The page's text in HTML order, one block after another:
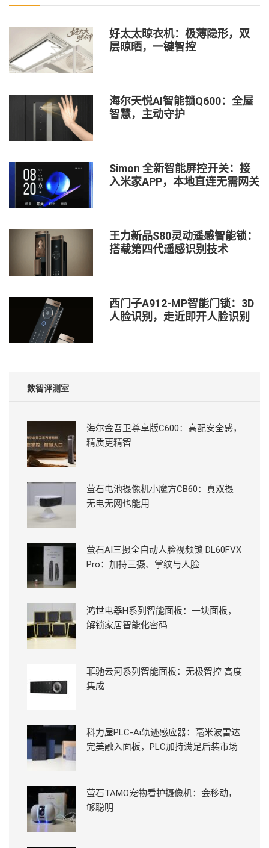
好太太晾衣机：极薄隐形，双
层晾晒，一键智控
海尔天悦AI智能锁Q600：全屋
智慧，主动守护
Simon 全新智能屏控开关：接
入米家APP，本地直连无需网关
王力新品S80灵动遥感智能锁：
搭载第四代遥感识别技术
西门子A912-MP智能门锁：3D
人脸识别，走近即开人脸识别
数智评测室
海尔金吾卫尊享版C600：高配安全感，
精质更精智
萤石电池摄像机小魔方CB60：真双摄
无电无网也能用
萤石AI三摄全自动人脸视频锁 DL60FVX
Pro：加持三摄、掌纹与人脸
鸿世电器H系列智能面板：一块面板，
解锁家居智能化密码
菲驰云河系列智能面板：无极智控 高度
集成
科力屋PLC-Ai轨迹感应器：毫米波雷达
完美融入面板，PLC加持满足后装市场
萤石TAMO宠物看护摄像机：会移动，
够聪明